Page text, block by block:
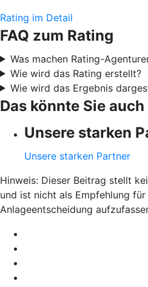
Rating im Detail
FAQ zum Rating
Was machen Rating-
Wie wird das Rating erstellt?
Wie wird das Ergebnis
Das könnte Sie
Unsere starken
Unsere starken Partner
Hinweis: Dieser Beitrag stellt
und ist nicht als Empfehlung
Anlageentscheidung